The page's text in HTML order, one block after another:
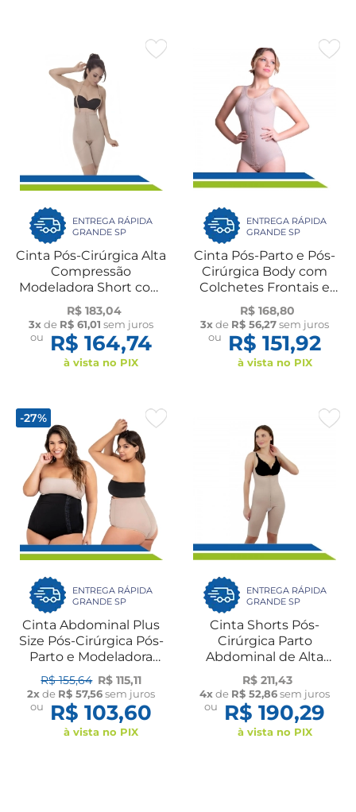
ENTREGA RÁPIDA
GRANDE SP
Cinta Pós-Cirúrgica Alta
Compressão
Modeladora Short com
Suspensório, Colchetes
e Reforço no Culote
60437 New Form
R$ 183,04
3xde R$ 61,01 sem juros
ou
R$ 164,74
à vista no PIX
ENTREGA RÁPIDA
GRANDE SP
Cinta Pós-Parto e Pós-
Cirúrgica Body com
Colchetes Frontais e
Alça Regata 60605
New Form
R$ 168,80
3xde R$ 56,27sem juros
ou
R$ 151,92
à vista no PIX
-27%
ENTREGA RÁPIDA
GRANDE SP
Cinta Abdominal Plus
Size Pós-Cirúrgica Pós-
Parto e Modeladora
60608 New Form
R$ 155,64 R$ 115,11
2xde R$ 57,56sem juros
ou
R$ 103,60
à vista no PIX
ENTREGA RÁPIDA
GRANDE SP
Cinta Shorts Pós-
Cirúrgica Parto
Abdominal de Alta
Compressão com Alça
Regulável 60430 New
Form
R$ 211,43
4xde R$ 52,86sem juros
ou
R$ 190,29
à vista no PIX